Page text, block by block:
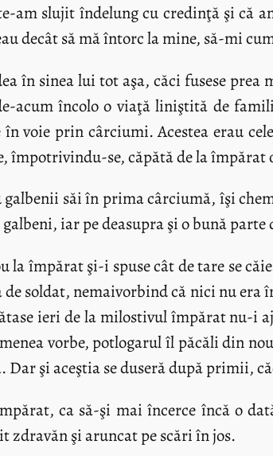
slujit îndelung cu credinţă şi că
decât să mă întorc la mine, să-mi
în sinea lui tot aşa, căci fusese
acum încolo o viaţă liniştită de
voie prin cârciumi. Acestea erau
împotrivindu-se, căpătă de la
galbenii săi în prima cârciumă, îşi
iar pe deasupra şi o bună
la împărat şi-i spuse cât de tare se
soldat, nemaivorbind că nici nu
ieri de la milostivul împărat nu-i
vorbe, potlogarul îl păcăli din
Dar şi aceştia se duseră după primii,
ca să-şi mai încerce încă o
şi aruncat pe scări în jos.